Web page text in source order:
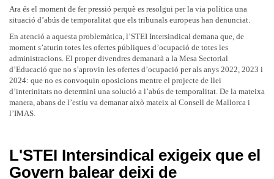
Ara és el moment de fer pressió perquè es resolgui per la via política una
situació d’abús de temporalitat que els tribunals europeus han denunciat.
En atenció a aquesta problemàtica, l’STEI Intersindical demana que, de
moment s’aturin totes les ofertes públiques d’ocupació de totes les
administracions. El proper divendres demanarà a la Mesa Sectorial
d’Educació que no s’aprovin les ofertes d’ocupació per als anys 2022, 2023 i
2024: que no es convoquin oposicions mentre el projecte de llei
d’interinitats no determini una solució a l’abús de temporalitat. De la mateixa
manera, abans de l’estiu va demanar això mateix al Consell de Mallorca i
l’IMAS.
L'STEI Intersindical exigeix que el
Govern balear deixi de